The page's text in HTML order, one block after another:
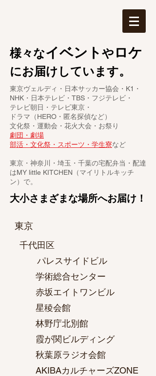
様々なイベント や ロケ
にお届けしています。
東京ヴェルディ・日本サッカー協会・K1・
NHK・日本テレビ・TBS・フジテレビ・
​テレビ朝日・テレビ東京・
ドラマ（HERO・匿名探偵など）
文化祭・運動会・花火大会・お祭り
劇団・劇場
部活・文化祭・スポーツ・学生寮など
東京・神奈川・埼玉・千葉の宅配弁当・配達
はMY little KITCHEN（マイリトルキッチ
ン）で。
千代田区
パレスサイドビル
学術総合センター
赤坂エイトワンビル
星稜会館
林野庁北別館
霞が関ビルディング
秋葉原ラジオ会館
AKIBAカルチャーズZONE
東京
大小さまざまな場所へお届け！